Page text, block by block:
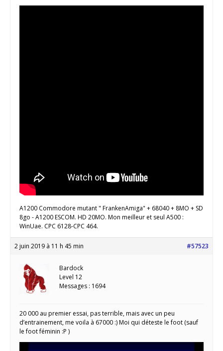
A1200 Commodore mutant " FrankenAmiga" + 68040 + 8MO + SD
8go - A1200 ESCOM. HD 20MO. Mon meilleur et seul A500 :
WinUae. CPC 6128-CPC 464.
2 juin 2019 à 11 h 45 min #57523
Bardock
Level 12
Messages : 1694
20 000 au premier essai, pas terrible, mais avec un peu
d’entrainement, me voila à 67000 :) Moi qui déteste le foot (sauf
le foot féminin :P )